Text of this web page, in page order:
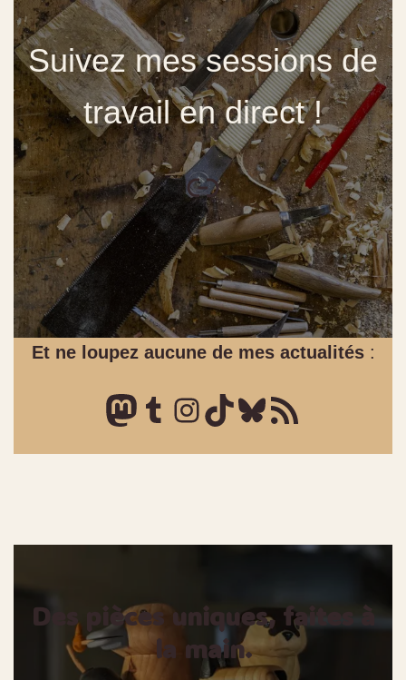
Suivez mes sessions de
travail en direct !
Et ne loupez aucune de mes actualités :
Des pièces uniques, faites à
la main.